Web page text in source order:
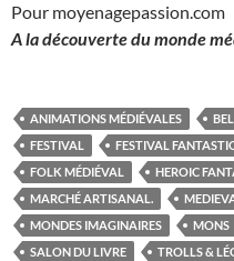
Pour moyenagepassion.com
A la découverte du monde
ANIMATIONS MÉDIÉVALES
FESTIVAL
FESTIVAL
FOLK MÉDIÉVAL
HEROIC
MARCHÉ ARTISANAL.
MONDES IMAGINAIRES
MONS
SALON DU LIVRE
TROLLS &